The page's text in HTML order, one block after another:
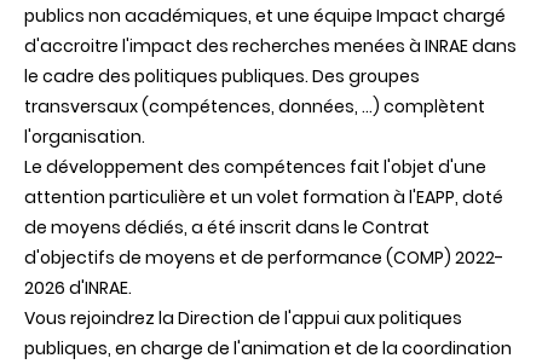
publics non académiques, et une équipe Impact chargé
d'accroitre l'impact des recherches menées à INRAE dans
le cadre des politiques publiques. Des groupes
transversaux (compétences, données, ...) complètent
l'organisation.
Le développement des compétences fait l'objet d'une
attention particulière et un volet formation à l'EAPP, doté
de moyens dédiés, a été inscrit dans le Contrat
d'objectifs de moyens et de performance (COMP) 2022-
2026 d'INRAE.
Vous rejoindrez la Direction de l'appui aux politiques
publiques, en charge de l'animation et de la coordination